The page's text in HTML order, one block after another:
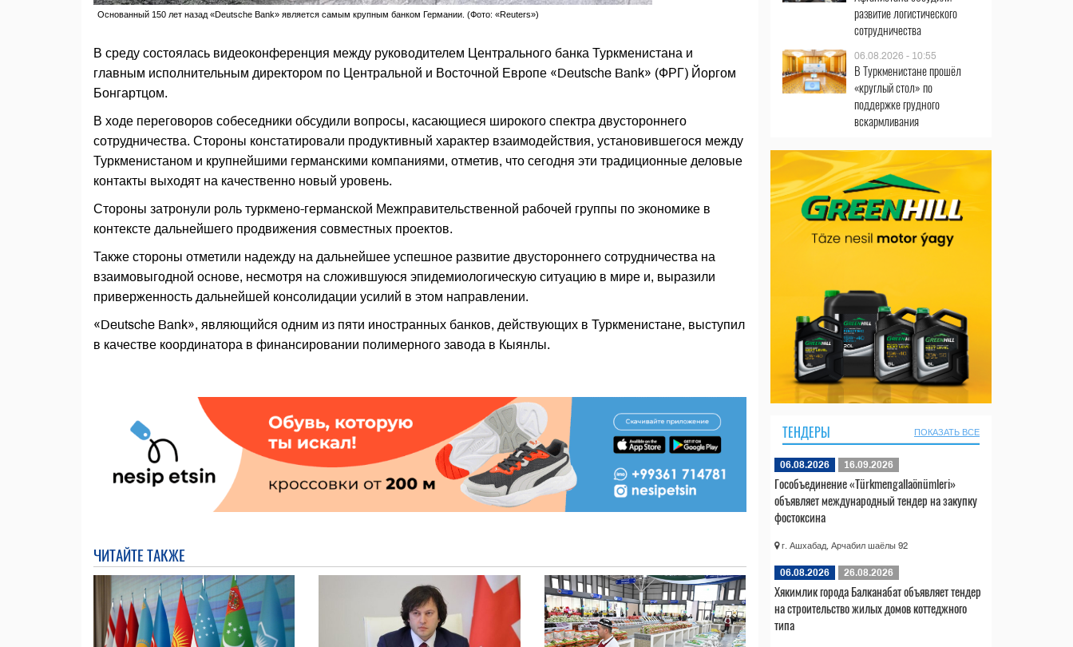
Основанный 150 лет назад «Deutsche Bank» является самым крупным банком Германии. (Фото: «Reuters»)
В среду состоялась видеоконференция между руководителем Центрального банка Туркменистана и
главным исполнительным директором по Центральной и Восточной Европе «Deutsche Bank» (ФРГ) Йоргом
Бонгартцом.
В ходе переговоров собеседники обсудили вопросы, касающиеся широкого спектра двустороннего
сотрудничества. Стороны констатировали продуктивный характер взаимодействия, установившегося между
Туркменистаном и крупнейшими германскими компаниями, отметив, что сегодня эти традиционные деловые
контакты выходят на качественно новый уровень.
Стороны затронули роль туркмено-германской Межправительственной рабочей группы по экономике в
контексте дальнейшего продвижения совместных проектов.
Также стороны отметили надежду на дальнейшее успешное развитие двустороннего сотрудничества на
взаимовыгодной основе, несмотря на сложившуюся эпидемиологическую ситуацию в мире и, выразили
приверженность дальнейшей консолидации усилий в этом направлении.
«Deutsche Bank», являющийся одним из пяти иностранных банков, действующих в Туркменистане, выступил
в качестве координатора в финансировании полимерного завода в Кыянлы.
ЧИТАЙТЕ ТАКЖЕ
развитие логистического
сотрудничества
06.08.2026 - 10:55
В Туркменистане прошёл
«круглый стол» по
поддержке грудного
вскармливания
ТЕНДЕРЫ ПОКАЗАТЬ ВСЕ
06.08.2026 16.09.2026
Гособъединение «Türkmengallaönümleri»
объявляет международный тендер на закупку
фостоксина
г. Ашхабад, Арчабил шаёлы 92
06.08.2026 26.08.2026
Хякимлик города Балканабат объявляет тендер
на строительство жилых домов коттеджного
типа